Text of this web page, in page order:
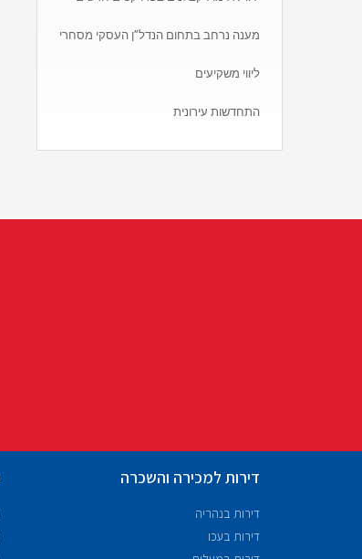
מענה נרחב בתחום הנדל”ן העסקי מסחרי
ליווי משקיעים
התחדשות עירונית
דירות למכירה והשכרה
דירות בנהריה
דירות בעכו